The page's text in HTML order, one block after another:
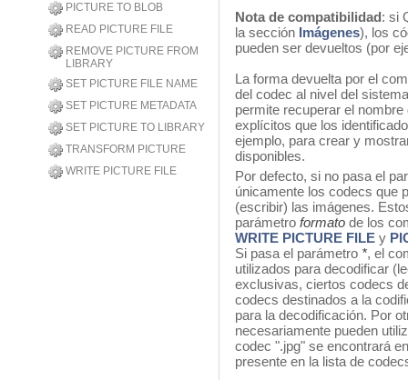
PICTURE TO BLOB
READ PICTURE FILE
REMOVE PICTURE FROM
LIBRARY
SET PICTURE FILE NAME
SET PICTURE METADATA
SET PICTURE TO LIBRARY
TRANSFORM PICTURE
WRITE PICTURE FILE
Nota de compatibilidad : si
la sección Imágenes), los
pueden ser devueltos (por
La forma devuelta por el
del codec al nivel del
permite recuperar el
explícitos que los
ejemplo, para crear y
disponibles.
Por defecto, si no pasa el
únicamente los codecs que
(escribir) las imágenes.
parámetro formato de los
WRITE PICTURE FILE y
Si pasa el parámetro *, el
utilizados para decodificar
exclusivas, ciertos codecs
codecs destinados a la
para la decodificación. Por
necesariamente pueden
codec ".jpg" se encontrará
presente en la lista de